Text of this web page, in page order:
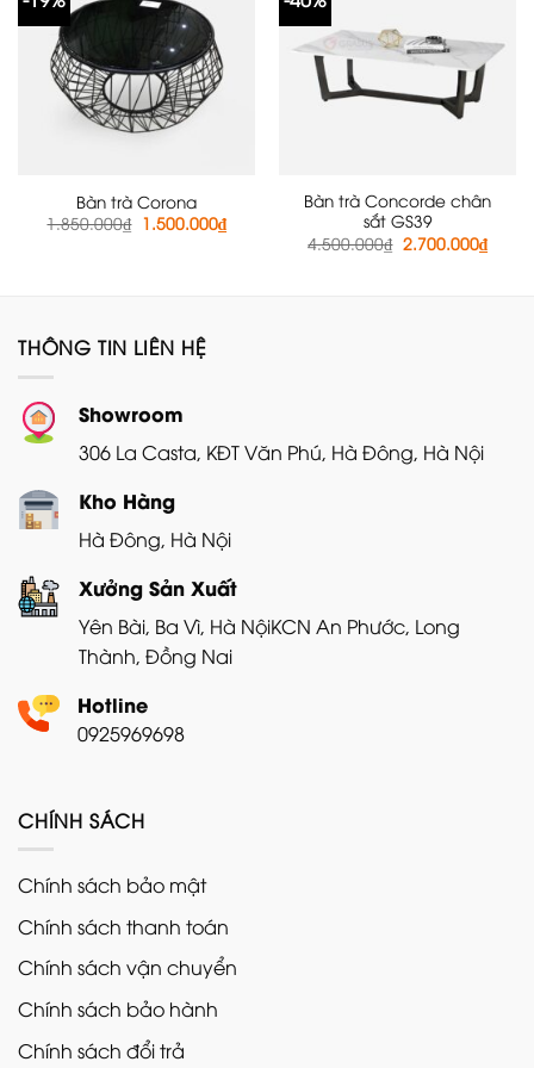
Bàn trà Corona
1.850.000₫ Giá
gốc
1.500.000₫Giá
hiện
Bàn trà Concorde chân
sắt GS39
4.500.000₫ Giá
gốc
2.700.000₫Giá
hiện
THÔNG TIN LIÊN HỆ
Showroom
306 La Casta, KĐT Văn Phú, Hà Đông, Hà Nội
Kho Hàng
Hà Đông, Hà Nội
Xưởng Sản Xuất
Yên Bài, Ba Vì, Hà NộiKCN An Phước, Long
Thành, Đồng Nai
Hotline
0925969698
CHÍNH SÁCH
Chính sách bảo mật
Chính sách thanh toán
Chính sách vận chuyển
Chính sách bảo hành
Chính sách đổi trả